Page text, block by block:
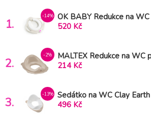
1.
-14%
OK BABY Redukce na WC
protiskluzová s rukojeťmi
520 Kč
2.
-2%
MALTEX Redukce na WC
Classic Beige
214 Kč
3.
-13%
Sedátko na WC Clay Earth
496 Kč